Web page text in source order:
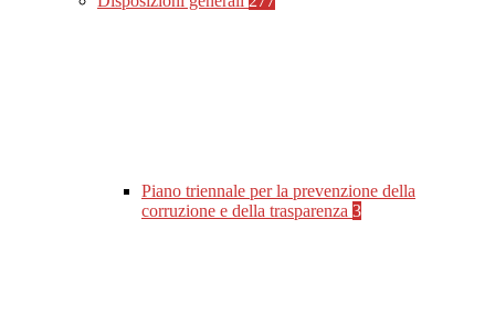
Piano triennale per la prevenzione della
corruzione e della trasparenza 3